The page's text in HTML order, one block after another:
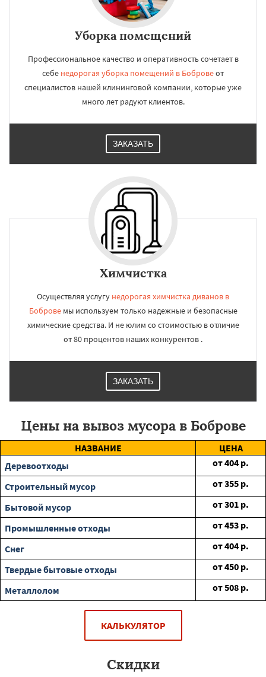
Уборка помещений
Профессиональное качество и оперативность сочетает в
себе недорогая уборка помещений в Бобровеот
специалистов нашей клининговой компании, которые уже
много лет радуют клиентов.
ЗАКАЗАТЬ
Химчистка
Осуществляя услугу недорогая химчистка диванов в
Бобровемы используем только надежные и безопасные
химические средства. И не юлим со стоимостью в отличие
от 80 процентов наших конкурентов .
ЗАКАЗАТЬ
Цены на вывоз мусора в Боброве
НАЗВАНИЕ
ЦЕНА
Деревоотходы
от404 р.
Строительный мусор
от355 р.
Бытовой мусор
от301 р.
Промышленные отходы
от453 р.
Снег
от404 р.
Твердые бытовые отходы
от450 р.
Металлолом
от508 р.
КАЛЬКУЛЯТОР
Скидки